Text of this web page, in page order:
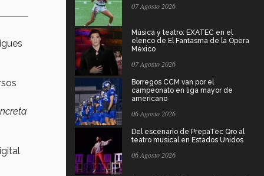
07 Agosto 2026
Música y teatro: EXATEC en el
elenco de El Fantasma de la Ópera
México
07 Agosto 2026
Borregos CCM van por el
campeonato en liga mayor de
americano
06 Agosto 2026
Del escenario de PrepaTec Qro al
teatro musical en Estados Unidos
06 Agosto 2026